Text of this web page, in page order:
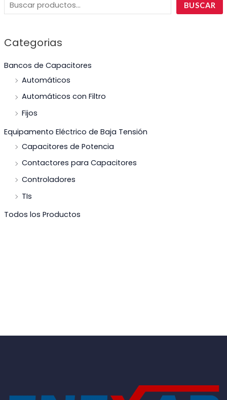
BUSCAR
Categorias
Bancos de Capacitores
Automáticos
Automáticos con Filtro
Fijos
Equipamento Eléctrico de Baja Tensión
Capacitores de Potencia
Contactores para Capacitores
Controladores
TIs
Todos los Productos